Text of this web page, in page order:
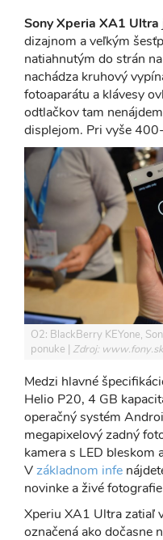
Sony Xperia XA1 Ultra
dizajnom a veľkým
natiahnutým do strán
nachádza kruhový
fotoaparátu a klávesy
odtlačkov tam
displejom. Pri vyše
O2: BlackBerry KEYone,
ponuke
Zdroj: www.fony.sk
Medzi hlavné
Helio P20, 4 GB
operačný systém
megapixelový zadný
kamera s LED bleskom
Vzákladnom infe
novinke a živé
Xperiu XA1 Ultra zatiaľ
označená ako dočasne